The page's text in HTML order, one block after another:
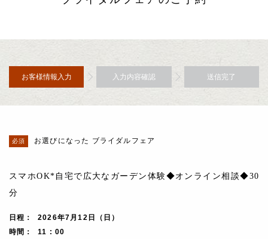
お客様情報入力 入力内容確認 送信完了
お選びになった ブライダルフェア
スマホOK*自宅で広大なガーデン体験◆オンライン相談◆30
分
日程
2026年7月12日（日）
時間
11 : 00